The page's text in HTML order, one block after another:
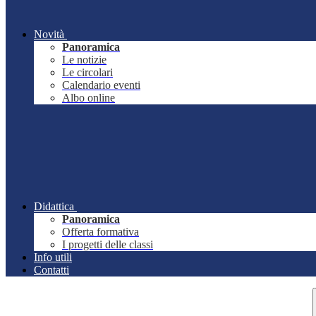
Novità
Panoramica
Le notizie
Le circolari
Calendario eventi
Albo online
Didattica
Panoramica
Offerta formativa
I progetti delle classi
Info utili
Contatti